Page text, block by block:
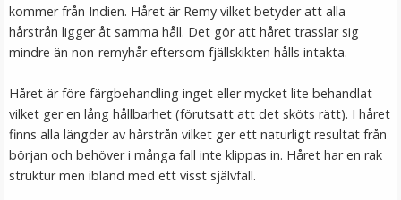
★★★★★
189 kr
kommer från Indien. Håret är Remy vilket betyder att alla
hårstrån ligger åt samma håll. Det gör att håret trasslar sig
mindre än non-remyhår eftersom fjällskikten hålls intakta.
Håret är före färgbehandling inget eller mycket lite behandlat
vilket ger en lång hållbarhet (förutsatt att det sköts rätt). I håret
finns alla längder av hårstrån vilket ger ett naturligt resultat från
början och behöver i många fall inte klippas in. Håret har en rak
struktur men ibland med ett visst självfall.